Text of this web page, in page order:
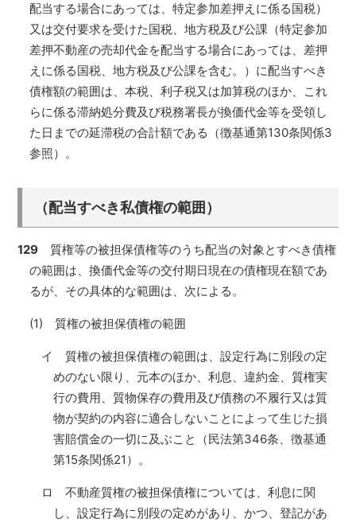
配当する場合にあっては、特定参加差押えに係る国税）
又は交付要求を受けた国税、地方税及び公課（特定参加
差押不動産の売却代金を配当する場合にあっては、差押
えに係る国税、地方税及び公課を含む。）に配当すべき
債権額の範囲は、本税、利子税又は加算税のほか、これ
らに係る滞納処分費及び税務署長が換価代金等を受領し
た日までの延滞税の合計額である（徴基通第130条関係3
参照）。
（配当すべき私債権の範囲）
129 質権等の被担保債権等のうち配当の対象とすべき債権
の範囲は、換価代金等の交付期日現在の債権現在額であ
るが、その具体的な範囲は、次による。
(1) 質権の被担保債権の範囲
イ 質権の被担保債権の範囲は、設定行為に別段の定
めのない限り、元本のほか、利息、違約金、質権実
行の費用、質物保存の費用及び債務の不履行又は質
物が契約の内容に適合しないことによって生じた損
害賠償金の一切に及ぶこと（民法第346条、徴基通
第15条関係21）。
ロ 不動産質権の被担保債権については、利息に関
し、設定行為に別段の定めがあり、かつ、登記があ